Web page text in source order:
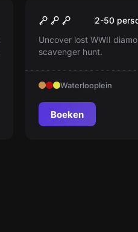
Nieuw
Operation
in Diamonds
2-50
Uncover lost WWII
scavenger hunt.
Waterlooplein
Boeken